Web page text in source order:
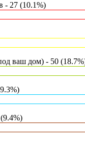
- 27 (10.1%)
ваш дом) - 50